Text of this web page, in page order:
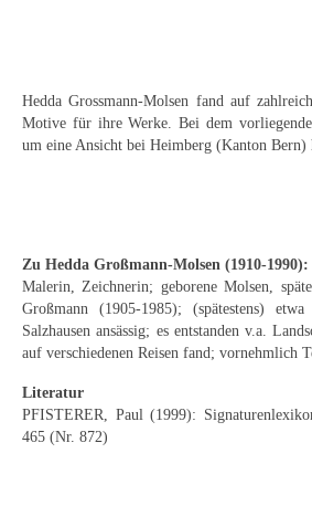
Ludwig (Luis) Neu
Curt Wittenbecher
Weitere Künstler nach
Unbekannt
Autographen / Dokumente
Herkunft & Wirkungsstätte
Hedda Grossmann-Molsen fand auf
Motive für ihre Werke. Bei dem
um eine Ansicht bei Heimberg (Kanton Bern)
Zu Hedda Großmann-Molsen (1910-1990):
Malerin, Zeichnerin; geborene Molsen,
Großmann (1905-1985); (spätestens)
Salzhausen ansässig; es entstanden v.a.
auf verschiedenen Reisen fand; vornehmlich
Literatur
PFISTERER, Paul (1999):
465 (Nr. 872)